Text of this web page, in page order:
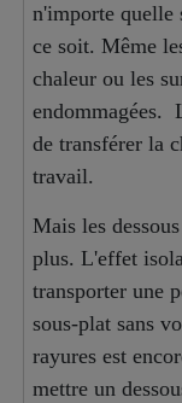
n'importe quelle
ce soit. Même
chaleur ou les
endommagées.
de transférer la
travail.
Mais les
plus. L'effet
transporter une
sous-plat sans
rayures est
mettre un